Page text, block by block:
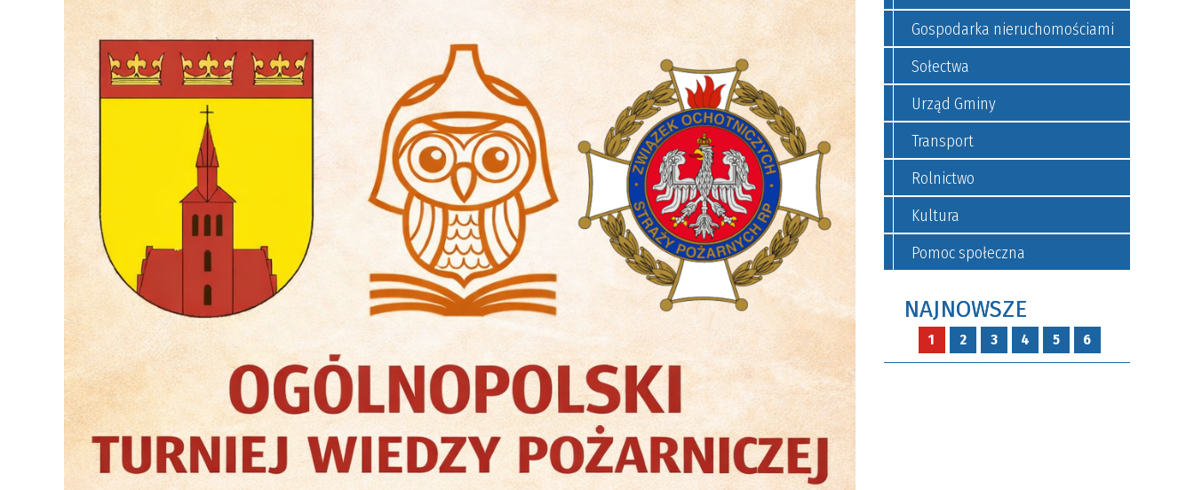
Gospodarka nieruchomościami
Sołectwa
Urząd Gminy
Transport
Rolnictwo
Kultura
Pomoc społeczna
NAJNOWSZE
1 2 3 4 5 6